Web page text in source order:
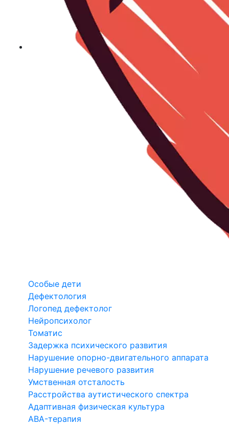
Особые дети
Дефектология
Логопед дефектолог
Нейропсихолог
Томатис
Задержка психического развития
Нарушение опорно-двигательного аппарата
Нарушение речевого развития
Умственная отсталость
Расстройства аутистического спектра
Адаптивная физическая культура
ABA-терапия